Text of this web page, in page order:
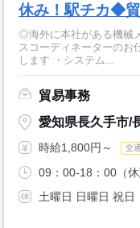
休み！駅チカ◆
◎海外に本社がある機械
スコーディネーターのお仕事 ＊主に顧客対応と受発注管理
します ・システム...
貿易事務
愛知県長久手市/
時給1,800円～ 交
09：00-18：00（
土曜日 日曜日 祝日